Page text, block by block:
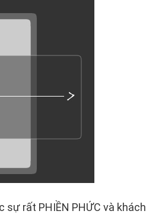
rất PHIỀN PHỨC và khách